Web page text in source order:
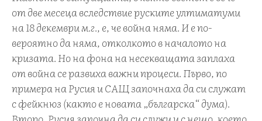
от две месеца вследствие руските ултиматуми
на 18 декември м.г., е, че война няма. И е по-
вероятно да няма, отколкото в началото на
кризата. Но на фона на несекващата заплаха
от война се развиха важни процеси. Първо, по
примера на Русия и САЩ започнаха да си служат
с фейкнюз (както е новата „българска“ дума).